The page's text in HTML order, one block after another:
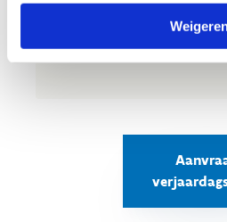
ontspannen. In onze
kinderen samen van
met een drankje.